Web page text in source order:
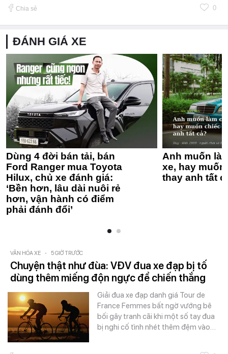
Chia sẻ 0
ĐÁNH GIÁ XE
Dùng 4 đời bán tải, bán
Ford Ranger mua Toyota
Hilux, chủ xe đánh giá:
‘Bền hơn, lâu dài nuôi rẻ
hơn, vận hành có điểm
phải đánh đổi’
Anh muốn
xe, hay
thay anh tất
VĂN HÓA XE - 5 GIỜ TRƯỚC
Chuyện thật như đùa: VĐV đua xe đạp bị tố
dùng thêm miếng độn ngực để chiến thắng
Giải đua xe đạp danh giá Tour de
France Femmes bất ngờ vướng bê
bối gây tranh cãi khi một số tay đua
bị nghi cố tình nhét thêm đệm vào…